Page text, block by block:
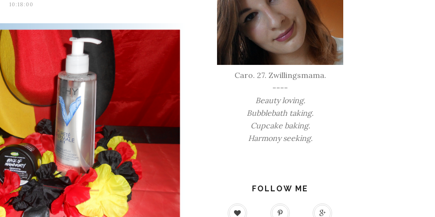
10:18:00
Caro. 27. Zwillingsmama.
----
Beauty loving.
Bubblebath taking.
Cupcake baking.
Harmony seeking.
FOLLOW ME